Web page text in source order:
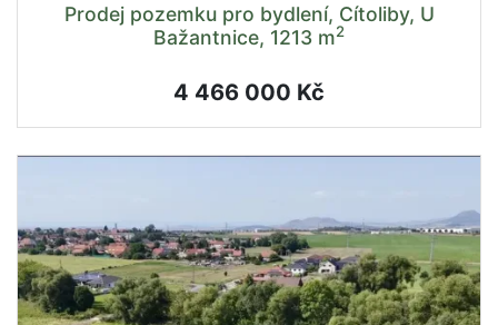
Prodej pozemku pro bydlení, Cítoliby, U
Bažantnice, 1213 m2
4 466 000 Kč